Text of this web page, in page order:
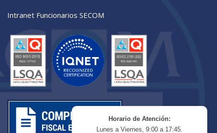
Intranet Funcionarios SECOM
Horario de Atención:
Lunes a Viernes, 9:00 a 17:45.